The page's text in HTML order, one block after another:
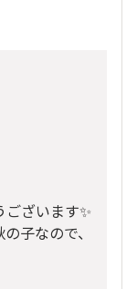
ざいます✨
子なので、